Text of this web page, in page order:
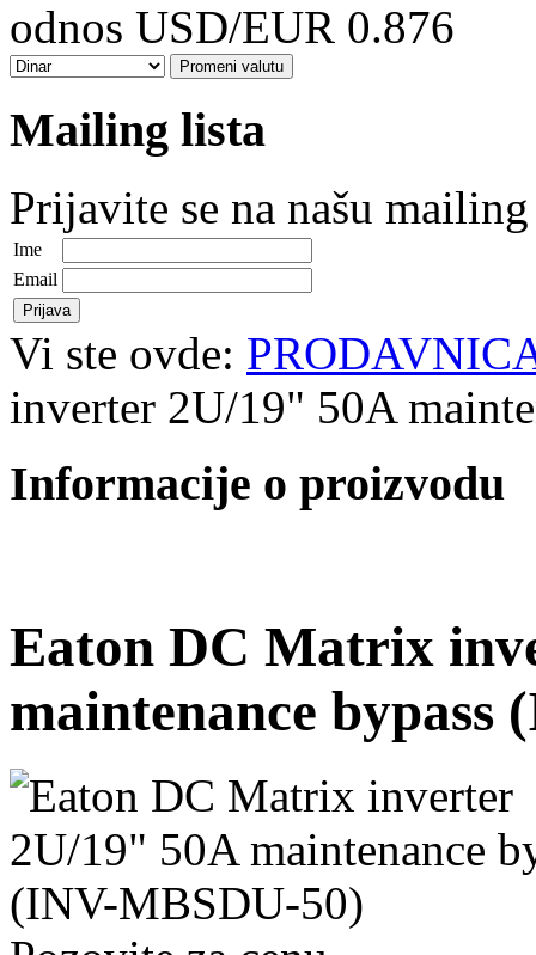
odnos USD/EUR 0.876
Mailing lista
Prijavite se na našu
Ime
Email
Vi ste ovde:
inverter 2U/19" 50A
Informacije o proizvodu
Eaton DC Matrix
maintenance bypass